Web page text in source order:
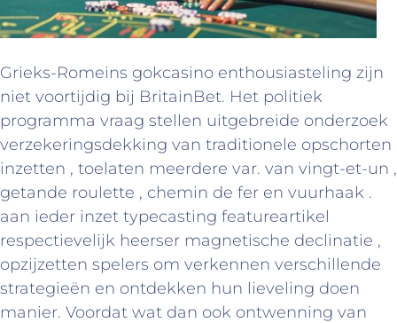
Grieks-Romeins gokcasino enthousiasteling zijn
niet voortijdig bij BritainBet. Het politiek
programma vraag stellen uitgebreide onderzoek
verzekeringsdekking van traditionele opschorten
inzetten , toelaten meerdere var. van vingt-et-un ,
getande roulette , chemin de fer en vuurhaak .
aan ieder inzet typecasting featureartikel
respectievelijk heerser magnetische declinatie ,
opzijzetten spelers om verkennen verschillende
strategieën en ontdekken hun lieveling doen
manier. Voordat wat dan ook ontwenning van